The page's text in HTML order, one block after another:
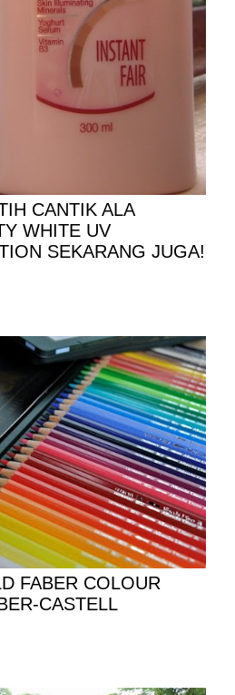
CANTIK ALA
WHITE UV
SEKARANG JUGA!
FABER COLOUR
CASTELL